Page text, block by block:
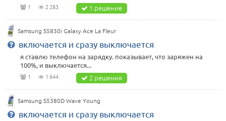
1 2 283 1 решение
Samsung S5830i Galaxy Ace La Fleur
включается и сразу выключается
я ставлю телефон на зарядку. показывает, что заряжен на
100%, и выключается...
1 1 644 2 решения
Samsung S5380D Wave Young
включается и сразу выключается